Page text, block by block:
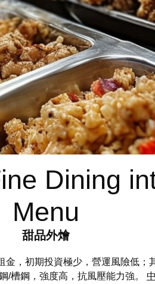
Dining
Menu
甜品外燴
，初期投資極少，營運風險低
/槽鋼，強度高，抗風壓能力強。